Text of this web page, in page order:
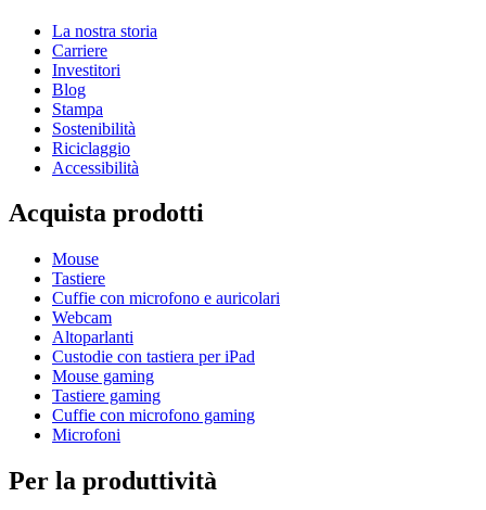
La nostra storia
Carriere
Investitori
Blog
Stampa
Sostenibilità
Riciclaggio
Accessibilità
Acquista prodotti
Mouse
Tastiere
Cuffie con microfono e auricolari
Webcam
Altoparlanti
Custodie con tastiera per iPad
Mouse gaming
Tastiere gaming
Cuffie con microfono gaming
Microfoni
Per la produttività